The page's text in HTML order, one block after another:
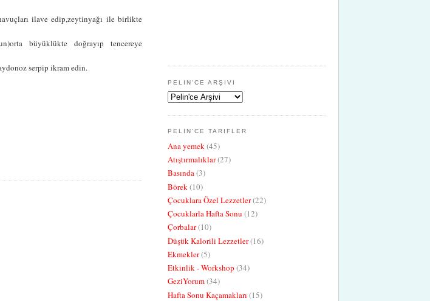
ilave edip,zeytinyağı ile birlikte
büyüklükte doğrayıp tencereye
serpip ikram edin.
PELIN'CE ARŞIVI
PELIN'CE TARIFLER
Ana yemek(45)
Atıştırmalıklar(27)
Basında(3)
Börek(10)
Çocuklara Özel Lezzetler(22)
Çocuklarla Hafta Sonu (12)
Çorbalar(10)
Düşük Kalorili Lezzetler(16)
Ekmekler(5)
Etkinlik - Workshop (34)
GeziYorum(34)
Hafta Sonu Kaçamakları (15)